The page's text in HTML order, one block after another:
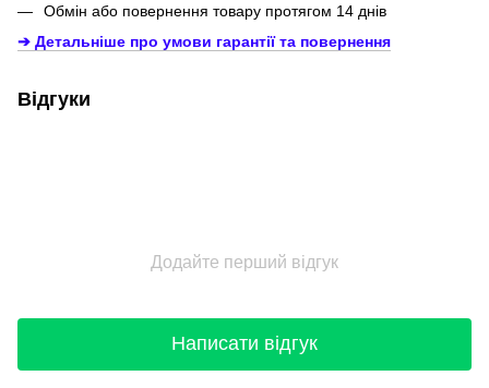
Обмін або повернення товару протягом 14 днів
➔ Детальніше про умови гарантіїта повернення
Відгуки
Додайте перший відгук
Написати відгук